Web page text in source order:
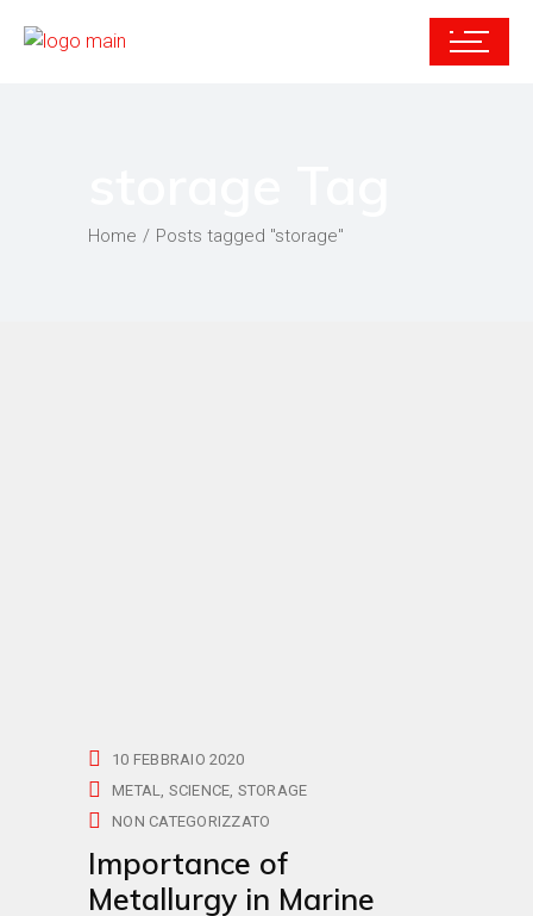
Home Posts tagged "storage"
10 FEBBRAIO 2020
METAL SCIENCE STORAGE
NON CATEGORIZZATO
Importance of
Metallurgy in Marine